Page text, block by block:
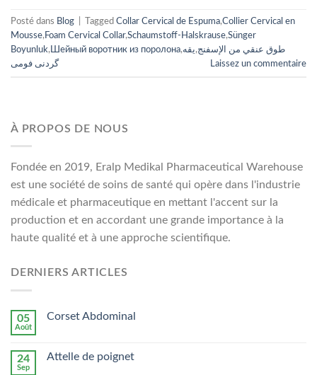
Posté dans Blog Tagged Collar Cervical de Espuma,Collier Cervical en
Mousse, Foam Cervical Collar,Schaumstoff-Halskrause,Sünger
Boyunluk, Шейный воротник из поролона, طوق عنقي من الإسفنج,یقه
گردنی فومی
Laissez un commentaire
À PROPOS DE NOUS
Fondée en 2019, Eralp Medikal Pharmaceutical Warehouse
est une société de soins de santé qui opère dans l'industrie
médicale et pharmaceutique en mettant l'accent sur la
production et en accordant une grande importance à la
haute qualité et à une approche scientifique.
DERNIERS ARTICLES
05
Août
Corset Abdominal
24
Sep
Attelle de poignet